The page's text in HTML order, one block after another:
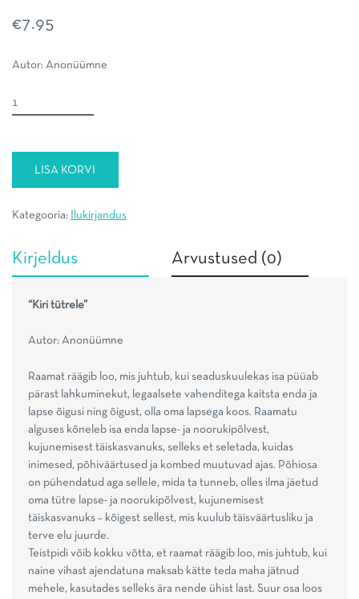
€7.95
Autor: Anonüümne
Kiri
tütrele
LISA KORVI
Kategooria: Ilukirjandus
Kirjeldus Arvustused (0)
“Kiri tütrele”
Autor: Anonüümne
Raamat räägib loo, mis juhtub, kui seaduskuulekas isa püüab
pärast lahkuminekut, legaalsete vahenditega kaitsta enda ja
lapse õigusi ning õigust, olla oma lapsega koos. Raamatu
alguses kõneleb isa enda lapse- ja noorukipõlvest,
kujunemisest täiskasvanuks, selleks et seletada, kuidas
inimesed, põhiväärtused ja kombed muutuvad ajas. Põhiosa
on pühendatud aga sellele, mida ta tunneb, olles ilma jäetud
oma tütre lapse- ja noorukipõlvest, kujunemisest
täiskasvanuks – kõigest sellest, mis kuulub täisväärtusliku ja
terve elu juurde.
Teistpidi võib kokku võtta, et raamat räägib loo, mis juhtub, kui
naine vihast ajendatuna maksab kätte teda maha jätnud
mehele, kasutades selleks ära nende ühist last. Suur osa loos